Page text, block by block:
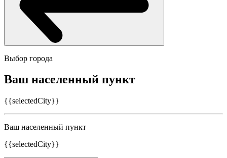
Выбор города
Ваш населенный пункт
{{selectedCity}}
Ваш населенный пункт
{{selectedCity}}